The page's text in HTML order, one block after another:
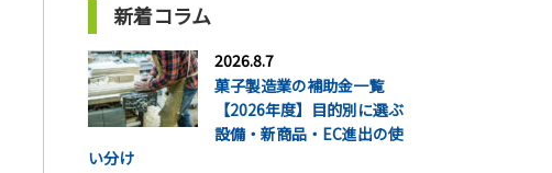
新着コラム
2026.8.7
菓子製造業の補助金一覧
【2026年度】目的別に選ぶ
設備・新商品・EC進出の使
い分け